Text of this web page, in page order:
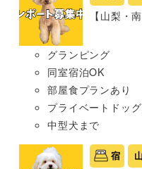
【山梨・
グランピング
同室宿泊OK
部屋食プランあり
プライベートドッ
中型犬まで
宿